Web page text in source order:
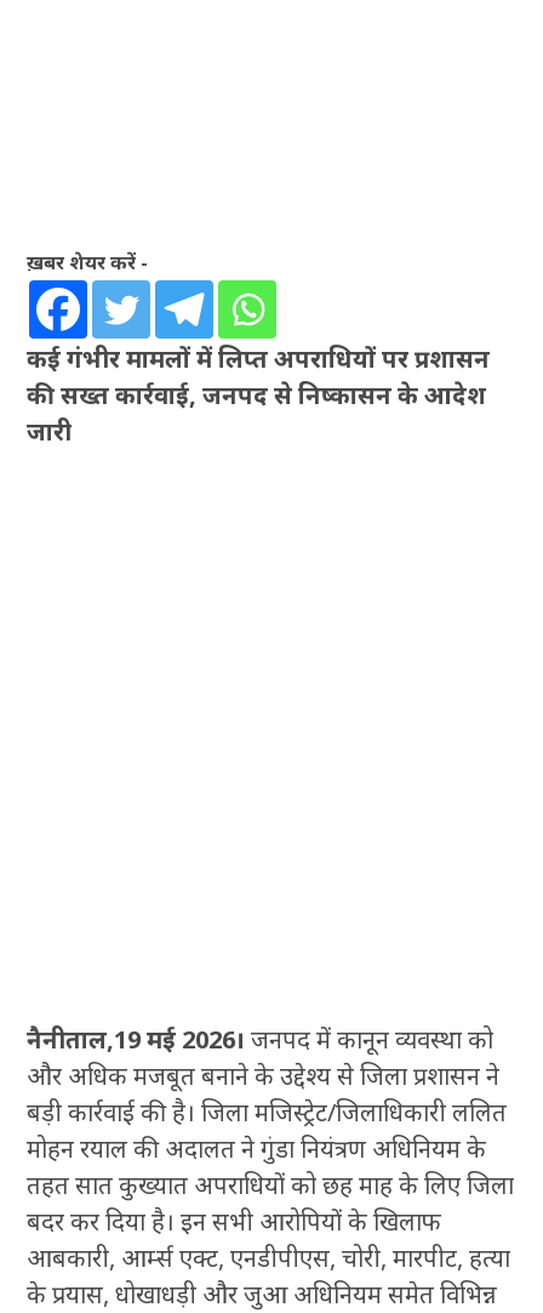
ख़बर शेयर करें -
कई गंभीर मामलों में लिप्त अपराधियों पर प्रशासन
की सख्त कार्रवाई, जनपद से निष्कासन के आदेश
जारी
नैनीताल,19 मई 2026। जनपद में कानून व्यवस्था को
और अधिक मजबूत बनाने के उद्देश्य से जिला प्रशासन ने
बड़ी कार्रवाई की है। जिला मजिस्ट्रेट/जिलाधिकारी ललित
मोहन रयाल की अदालत ने गुंडा नियंत्रण अधिनियम के
तहत सात कुख्यात अपराधियों को छह माह के लिए जिला
बदर कर दिया है। इन सभी आरोपियों के खिलाफ
आबकारी, आर्म्स एक्ट, एनडीपीएस, चोरी, मारपीट, हत्या
के प्रयास, धोखाधड़ी और जुआ अधिनियम समेत विभिन्न